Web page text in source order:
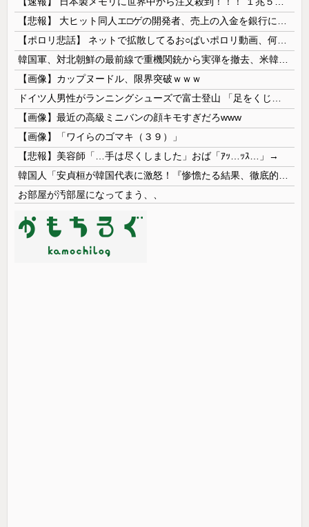
【画像】カップヌードル、限界突破ｗｗｗ
【画像】最近の高級ミニバンの顔キモすぎだろwww
【画像】「ワイらのゴマキ（３９）」
【悲報】美容師「…手は尽くしました」おば「ｱｯ…ｯｽ…」→
お部屋が汚部屋になってまう、、